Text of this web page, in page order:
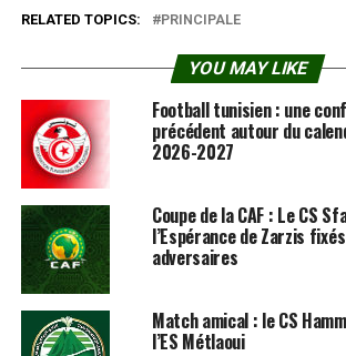
RELATED TOPICS: PRINCIPALE
YOU MAY LIKE
Football tunisien : une
précédent autour du
2026-2027
Coupe de la CAF : Le CS
l’Espérance de Zarzis
adversaires
Match amical : le CS
l’ES Métlaoui